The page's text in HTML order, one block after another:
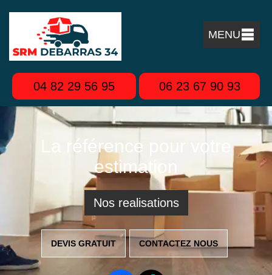
MENU
04 82 29 56 95 06 23 67 90 93
La référence pour votre
estimation
Nos realisations
DEVIS GRATUIT CONTACTEZ NOUS